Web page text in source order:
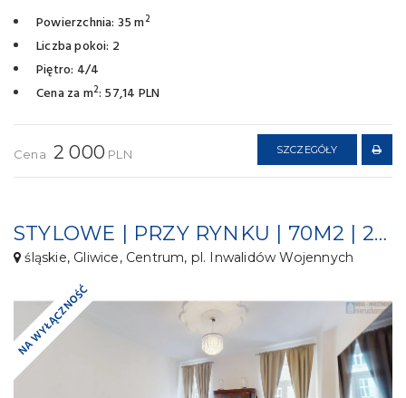
Powierzchnia: 35 m2
Liczba pokoi: 2
Piętro: 4/4
Cena za m2: 57,14 PLN
Cena 2 000 PLN SZCZEGÓŁY
STYLOWE | PRZY RYNKU | 70M2 | 2POK | 1 PIĘTRO
śląskie, Gliwice, Centrum, pl. Inwalidów Wojennych
NA WYŁĄCZNOŚĆ